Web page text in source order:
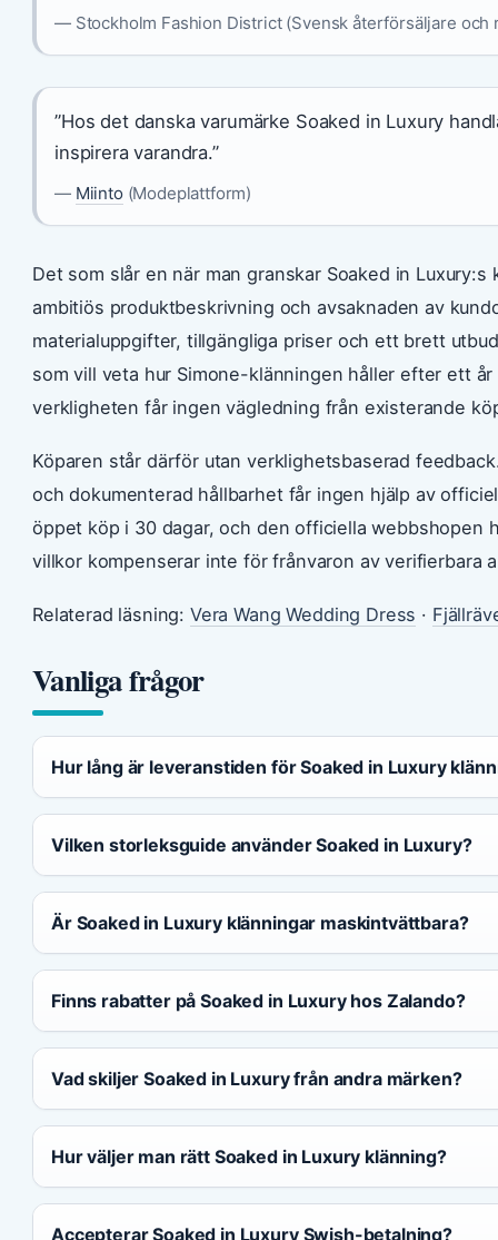
— Stockholm Fashion District (Svensk återförsäljare och
”Hos det danska varumärke Soaked in Luxury
inspirera varandra.”
— Miinto(Modeplattform)
Det som slår en när man granskar Soaked in
ambitiös produktbeskrivning och avsaknaden av
materialuppgifter, tillgängliga priser och ett brett
som vill veta hur Simone-klänningen håller efter ett
verkligheten får ingen vägledning från existerande
Köparen står därför utan verklighetsbaserad
och dokumenterad hållbarhet får ingen hjälp av
öppet köp i 30 dagar, och den officiella webbshopen
villkor kompenserar inte för frånvaron av verifierbara
Relaterad läsning: Vera Wang Wedding Dress ·
Vanliga frågor
Hur lång är leveranstiden för Soaked in Luxury
Vilken storleksguide använder Soaked in Luxury?
Är Soaked in Luxury klänningar maskintvättbara?
Finns rabatter på Soaked in Luxury hos Zalando?
Vad skiljer Soaked in Luxury från andra märken?
Hur väljer man rätt Soaked in Luxury klänning?
Accepterar Soaked in Luxury Swish-betalning?